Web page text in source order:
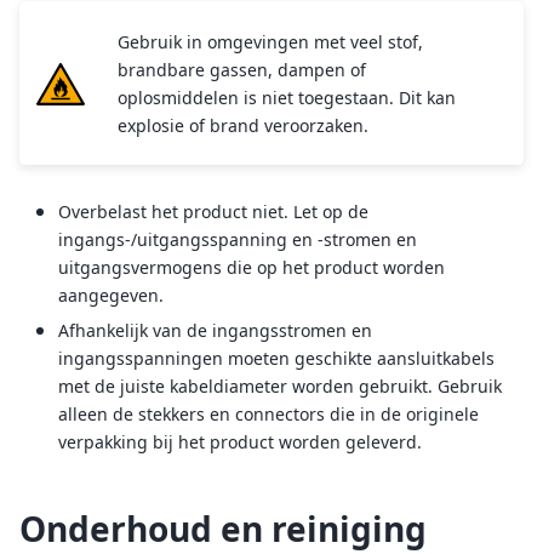
Gebruik in omgevingen met veel stof,
brandbare gassen, dampen of
oplosmiddelen is niet toegestaan. Dit kan
explosie of brand veroorzaken.
Overbelast het product niet. Let op de
ingangs-/uitgangsspanning en -stromen en
uitgangsvermogens die op het product worden
aangegeven.
Afhankelijk van de ingangsstromen en
ingangsspanningen moeten geschikte aansluitkabels
met de juiste kabeldiameter worden gebruikt. Gebruik
alleen de stekkers en connectors die in de originele
verpakking bij het product worden geleverd.
Onderhoud en reiniging